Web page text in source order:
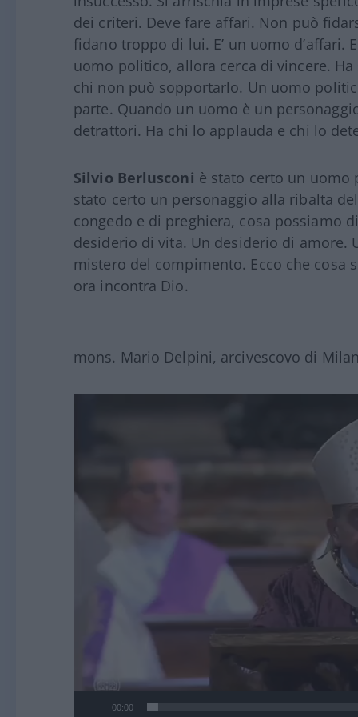
dei criteri. Deve fare affari. Non può
fidano troppo di lui. E’ un uomo d’affari.
uomo politico, allora cerca di vincere.
chi non può sopportarlo. Un uomo
parte. Quando un uomo è un
detrattori. Ha chi lo applauda e chi lo
Silvio Berlusconi è stato certo un uomo
stato certo un personaggio alla ribalta
congedo e di preghiera, cosa possiamo
desiderio di vita. Un desiderio di amore.
mistero del compimento. Ecco che cosa
ora incontra Dio.
mons. Mario Delpini, arcivescovo di
00:00